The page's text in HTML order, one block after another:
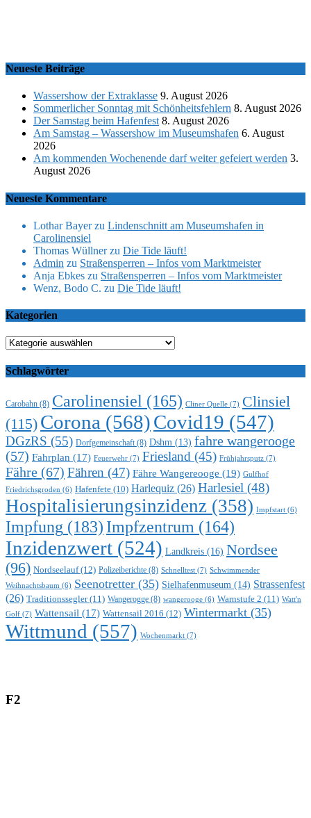
Neueste Beiträge
Wassershow der Extraklasse 9. August 2026
Sommerlicher Sonntag mit Schönheitsfehlern 8. August 2026
Der Samstag beim Hafenfest 8. August 2026
Am Samstag – Wassershow im Museumshafen 6. August
2026
Am kommenden Wochenende darf weiter gefeiert werden 3.
August 2026
Neueste Kommentare
Lothar Bayerzu Lindenschnitt am Museumshafen in
Carolinensiel
Thomas Wüllnerzu Die Tide läuft!
Admin zu Straßensperren – Infos vom Marktmeister
Anja Ebkes zu Straßensperren – Infos vom Marktmeister
Wenz, Bodo C. zu Die Tide läuft!
Kategorien
Kategorien
Schlagwörter
Carobahn (8) Carolinensiel (165) Cliner Quelle (7) Clinsiel
(115) Corona (568)Covid19 (547)
DGzRS (55) Dorfgemeinschaft(8) Dshm (13) fahre wangerooge
(57) Fahrplan (17) Feuerwehr (7) Friesland (45) Frühjahrsputz (7)
Fähre (67) Fähren (47) Fähre Wangereooge (19) Gulfhof
Friedrichsgroden (6) Hafenfete (10) Harlequiz (26) Harlesiel (48)
Hospitalisierungsinzidenz (358) Impfstart (6)
Impfung (183) Impfzentrum (164)
Inzidenzwert (524) Landkreis (16) Nordsee
(96) Nordseelauf(12) Polizeiberichte (8) Schnelltest (7) Schwimmender
Weihnachtsbaum (6) Seenotretter (35) Sielhafenmuseum (14) Strassenfest
(26) Traditionssegler(11) Wangerogge (8) wangerooge (6) Warnstufe 2 (11) Watt'n
Golf (7) Wattensail (17) Wattensail 2016 (12) Wintermarkt (35)
Wittmund (557) Wochenmarkt (7)
F2